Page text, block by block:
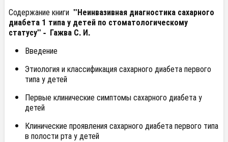
Содержание книги "Неинвазивная диагностика сахарного
диабета 1 типа у детей по стоматологическому
статусу" - Гажва С. И.
Введение
Этиология и классификация сахарного диабета первого
типа у детей
Первые клинические симптомы сахарного диабета у
детей
Клинические проявления сахарного диабета первого типа
в полости рта у детей